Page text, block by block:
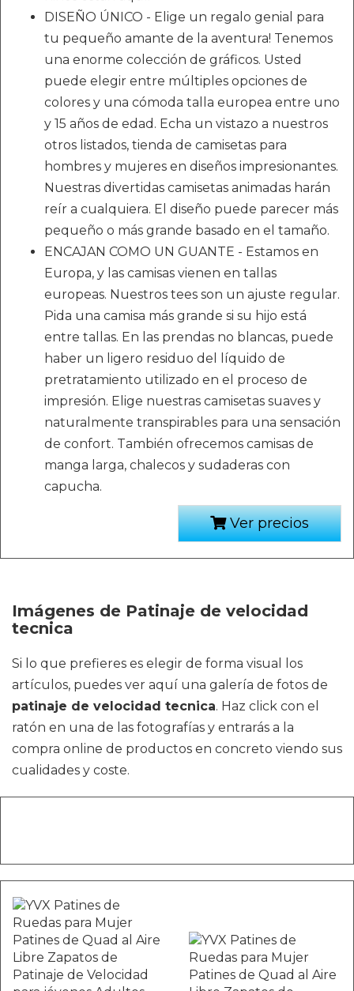
DISEÑO ÚNICO - Elige un regalo genial para
tu pequeño amante de la aventura! Tenemos
una enorme colección de gráficos. Usted
puede elegir entre múltiples opciones de
colores y una cómoda talla europea entre uno
y 15 años de edad. Echa un vistazo a nuestros
otros listados, tienda de camisetas para
hombres y mujeres en diseños impresionantes.
Nuestras divertidas camisetas animadas harán
reír a cualquiera. El diseño puede parecer más
pequeño o más grande basado en el tamaño.
ENCAJAN COMO UN GUANTE - Estamos en
Europa, y las camisas vienen en tallas
europeas. Nuestros tees son un ajuste regular.
Pida una camisa más grande si su hijo está
entre tallas. En las prendas no blancas, puede
haber un ligero residuo del líquido de
pretratamiento utilizado en el proceso de
impresión. Elige nuestras camisetas suaves y
naturalmente transpirables para una sensación
de confort. También ofrecemos camisas de
manga larga, chalecos y sudaderas con
capucha.
Ver precios
Imágenes de Patinaje de velocidad
tecnica
Si lo que prefieres es elegir de forma visual los
artículos, puedes ver aquí una galería de fotos de
patinaje de velocidad tecnica. Haz click con el
ratón en una de las fotografías y entrarás a la
compra online de productos en concreto viendo sus
cualidades y coste.